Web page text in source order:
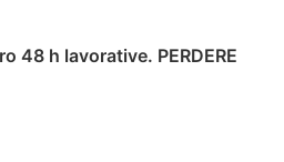
48 h lavorative. PERDERE